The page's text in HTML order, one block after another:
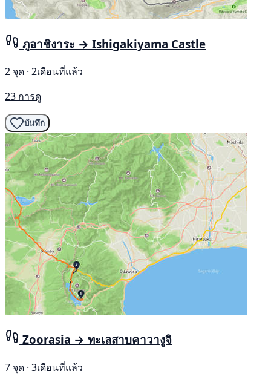
ภูอาชิงาระ → Ishigakiyama Castle
2 จุด · 2เดือนที่แล้ว
23 การดู
บันทึก
Zoorasia → ทะเลสาบคาวางูจิ
7 จุด · 3เดือนที่แล้ว